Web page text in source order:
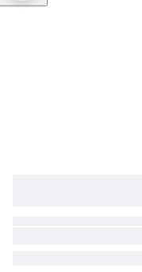
performance with no impact